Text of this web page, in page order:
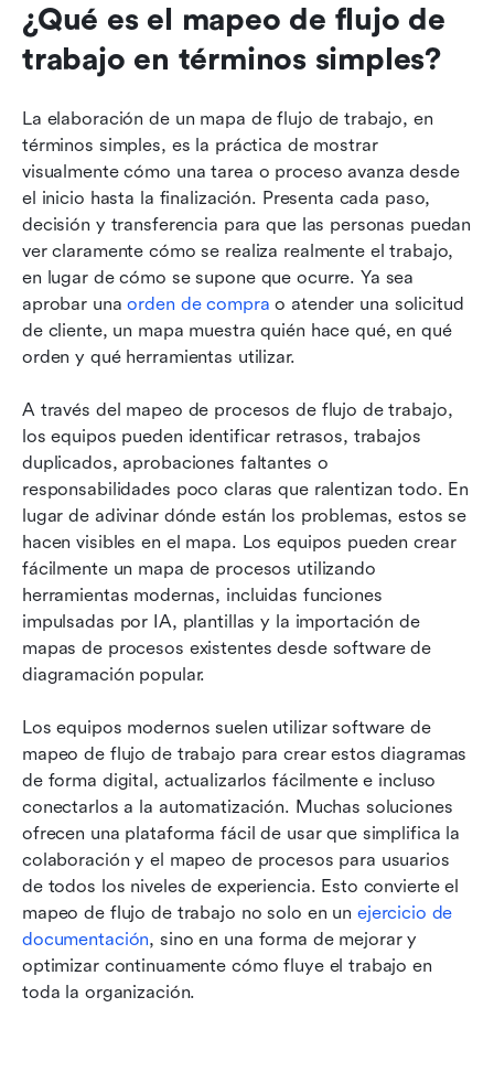
¿Qué es el mapeo de flujo de
trabajo en términos simples?
La elaboración de un mapa de flujo de trabajo, en
términos simples, es la práctica de mostrar
visualmente cómo una tarea o proceso avanza desde
el inicio hasta la finalización. Presenta cada paso,
decisión y transferencia para que las personas puedan
ver claramente cómo se realiza realmente el trabajo,
en lugar de cómo se supone que ocurre. Ya sea
aprobar una orden de compra o atender una solicitud
de cliente, un mapa muestra quién hace qué, en qué
orden y qué herramientas utilizar.
A través del mapeo de procesos de flujo de trabajo,
los equipos pueden identificar retrasos, trabajos
duplicados, aprobaciones faltantes o
responsabilidades poco claras que ralentizan todo. En
lugar de adivinar dónde están los problemas, estos se
hacen visibles en el mapa. Los equipos pueden crear
fácilmente un mapa de procesos utilizando
herramientas modernas, incluidas funciones
impulsadas por IA, plantillas y la importación de
mapas de procesos existentes desde software de
diagramación popular.
Los equipos modernos suelen utilizar software de
mapeo de flujo de trabajo para crear estos diagramas
de forma digital, actualizarlos fácilmente e incluso
conectarlos a la automatización. Muchas soluciones
ofrecen una plataforma fácil de usar que simplifica la
colaboración y el mapeo de procesos para usuarios
de todos los niveles de experiencia. Esto convierte el
mapeo de flujo de trabajo no solo en un ejercicio de
documentación, sino en una forma de mejorar y
optimizar continuamente cómo fluye el trabajo en
toda la organización.